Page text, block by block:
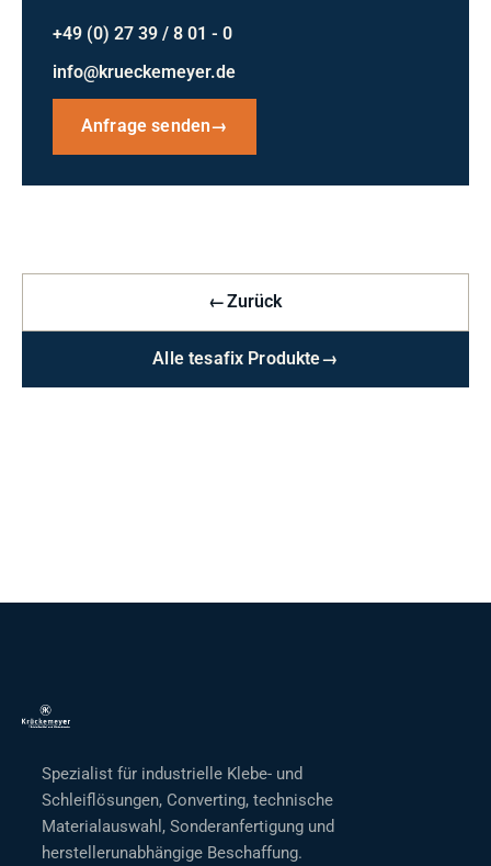
+49 (0) 27 39 / 8 01 - 0
info@krueckemeyer.de
Anfrage senden→
←Zurück
Alle tesafix Produkte→
Spezialist für industrielle Klebe- und
Schleiflösungen, Converting, technische
Materialauswahl, Sonderanfertigung und
herstellerunabhängige Beschaffung.